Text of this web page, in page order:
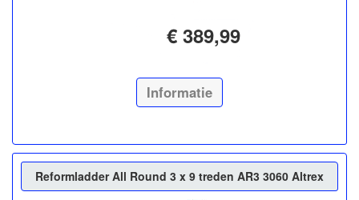
€ 389,99
Informatie
Reformladder All Round 3 x 9 treden AR3 3060 Altrex